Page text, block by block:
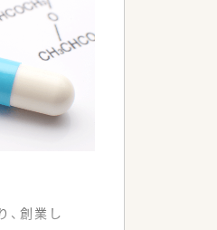
、創業し